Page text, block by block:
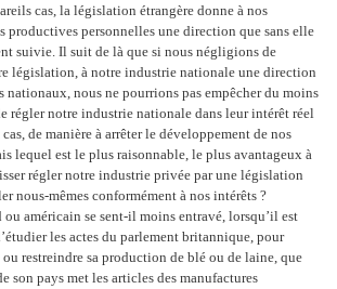
cas, la législation étrangère donne à nos
productives personnelles une direction que sans elle
suivie. Il suit de là que si nous négligions de
législation, à notre industrie nationale une direction
nationaux, nous ne pourrions pas empêcher du moins
régler notre industrie nationale dans leur intérêt réel
de manière à arrêter le développement de nos
lequel est le plus raisonnable, le plus avantageux à
régler notre industrie privée par une législation
nous-mêmes conformément à nos intérêts ?
américain se sent-il moins entravé, lorsqu’il est
les actes du parlement britannique, pour
restreindre sa production de blé ou de laine, que
son pays met les articles des manufactures